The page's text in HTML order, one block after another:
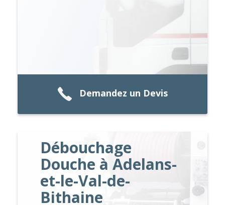
Demandez un Devis
Débouchage
Douche à Adelans-
et-le-Val-de-
Bithaine